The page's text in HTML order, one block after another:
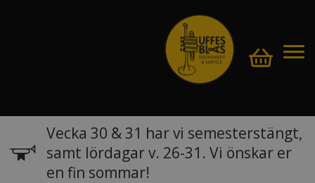
Vecka 30 & 31 har vi semesterstängt,
samt lördagar v. 26-31. Vi önskar er
en fin sommar!